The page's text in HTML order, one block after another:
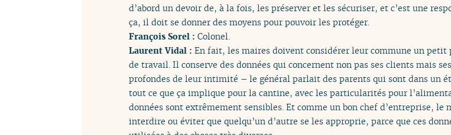
d’abord un devoir de, à la fois, les préserver et les sécuriser, et c’est une
ça, il doit se donner des moyens pour pouvoir les protéger.
François Sorel : Colonel.
Laurent Vidal : En fait, les maires doivent considérer leur commune un petit
de travail. Il conserve des données qui concernent non pas ses clients mais
profondes de leur intimité – le général parlait des parents qui sont dans un
tout ce que ça implique pour la cantine, avec les particularités pour
données sont extrêmement sensibles. Et comme un bon chef d’entreprise,
interdire ou éviter que quelqu’un d’autre se les approprie, parce que ces